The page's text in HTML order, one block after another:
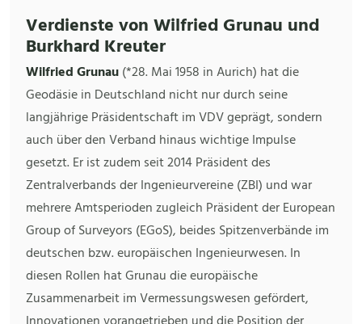
Verdienste von Wilfried Grunau und
Burkhard Kreuter
Wilfried Grunau(*28. Mai 1958 in Aurich) hat die
Geodäsie in Deutschland nicht nur durch seine
langjährige Präsidentschaft im VDV geprägt, sondern
auch über den Verband hinaus wichtige Impulse
gesetzt. Er ist zudem seit 2014 Präsident des
Zentralverbands der Ingenieurvereine (ZBI) und war
mehrere Amtsperioden zugleich Präsident der European
Group of Surveyors (EGoS), beides Spitzenverbände im
deutschen bzw. europäischen Ingenieurwesen. In
diesen Rollen hat Grunau die europäische
Zusammenarbeit im Vermessungswesen gefördert,